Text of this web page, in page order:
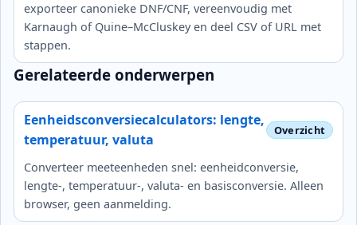
exporteer canonieke DNF/CNF, vereenvoudig met
Karnaugh of Quine–McCluskey en deel CSV of URL met
stappen.
Gerelateerde onderwerpen
Eenheidsconversiecalculators: lengte,
temperatuur, valuta
Converteer meeteenheden snel: eenheidconversie,
lengte-, temperatuur-, valuta- en basisconversie. Alleen
browser, geen aanmelding.